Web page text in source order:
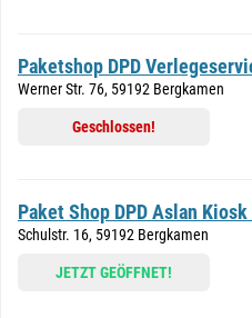
Paketshop DPD
Werner Str. 76, 59192 Bergkamen
Geschlossen!
Paket Shop DPD Aslan
Schulstr. 16, 59192 Bergkamen
JETZT GEÖFFNET!